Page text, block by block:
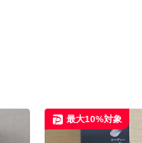
最大10%対象